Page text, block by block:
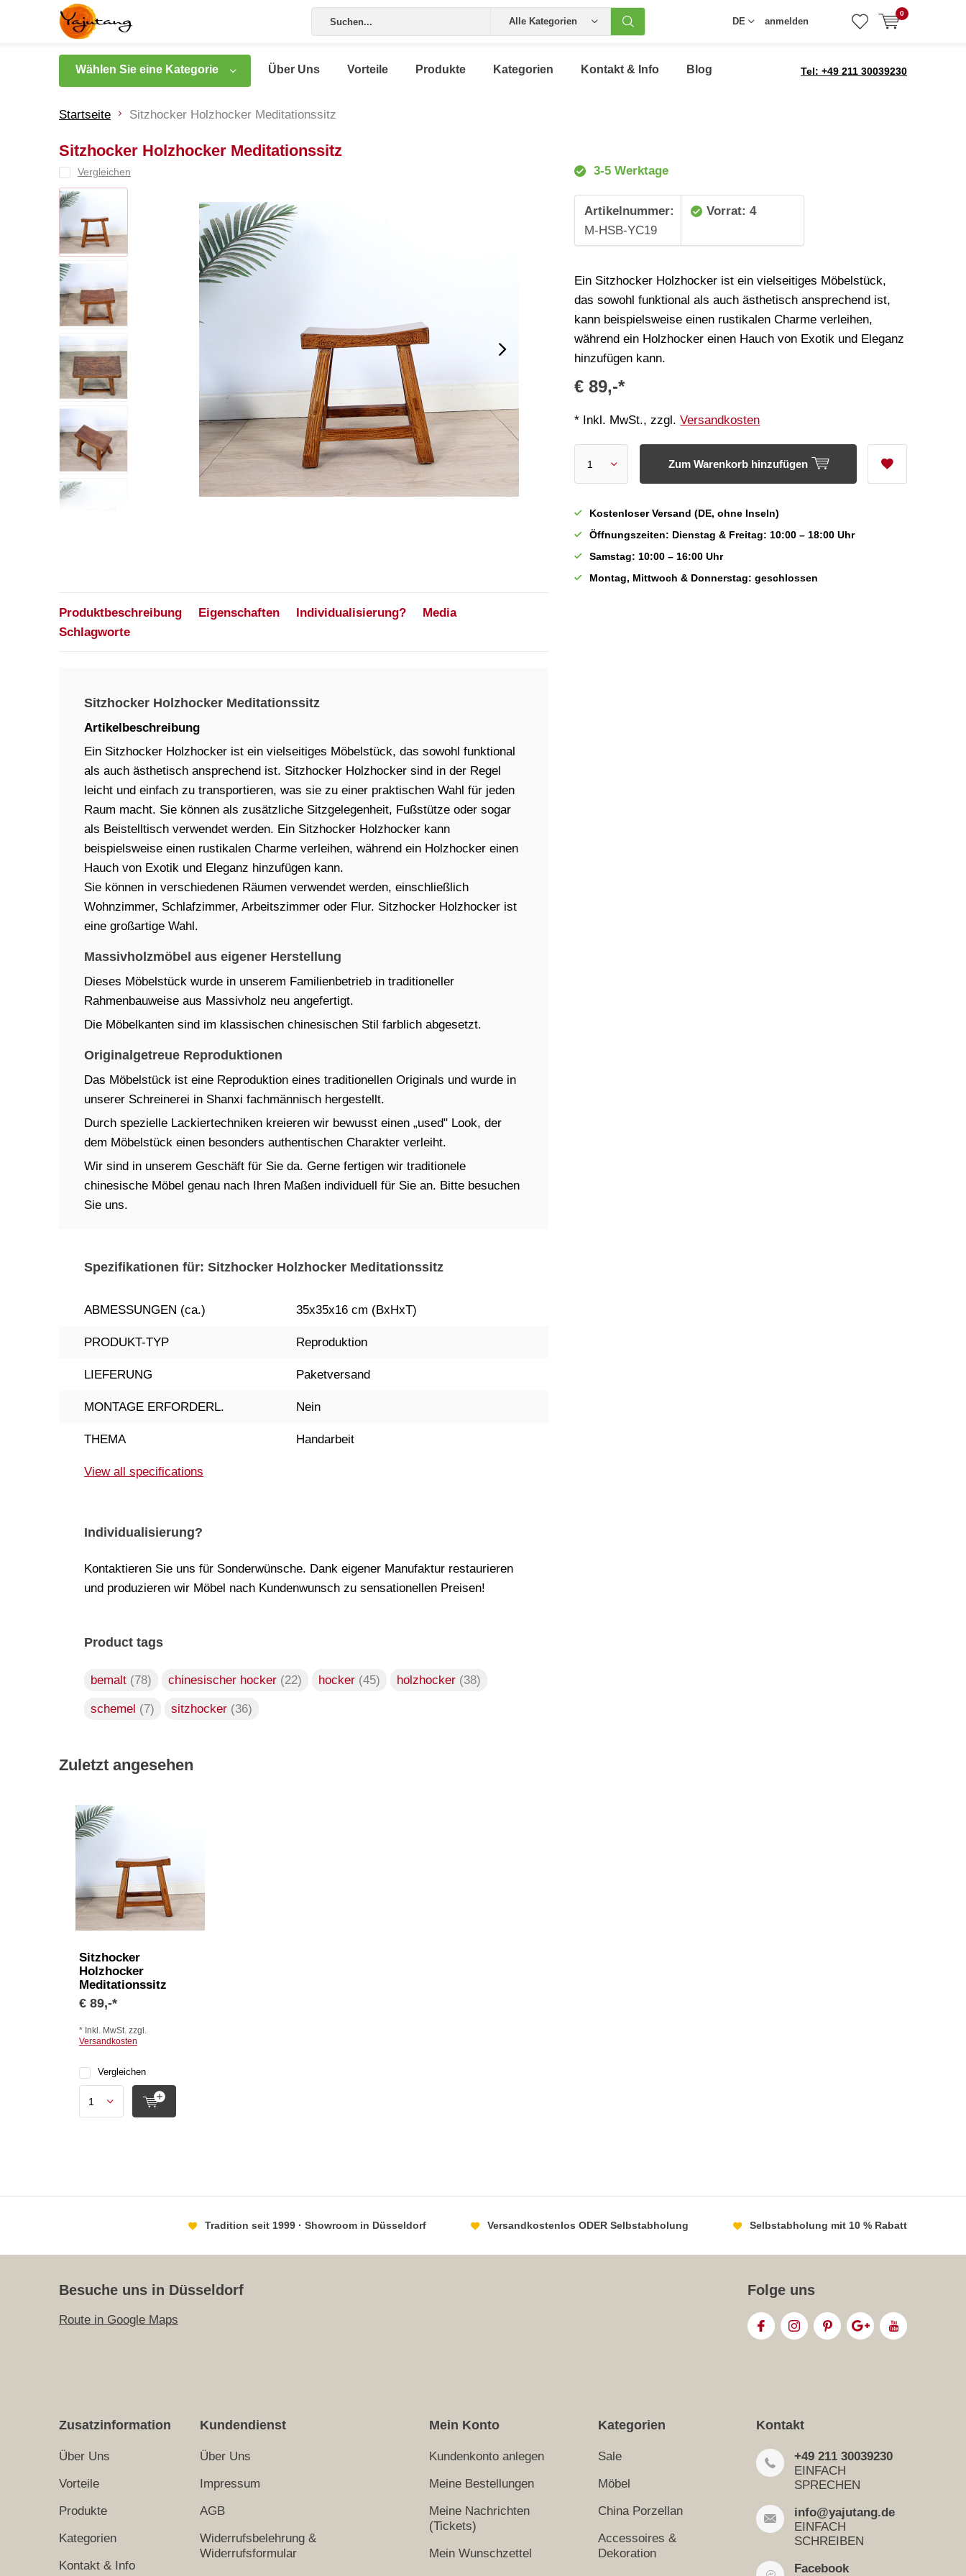
Alle Kategorien DE anmelden
0
Wählen Sie eine Kategorie Über Uns Vorteile Produkte Kategorien Kontakt & Info Blog Tel: +49 211 30039230
Startseite Sitzhocker Holzhocker Meditationssitz
Sitzhocker Holzhocker Meditationssitz
Vergleichen 3-5 Werktage
Artikelnummer:
M-HSB-YC19
Vorrat: 4
Ein Sitzhocker Holzhocker ist ein vielseitiges Möbelstück,
das sowohl funktional als auch ästhetisch ansprechend ist,
kann beispielsweise einen rustikalen Charme verleihen,
während ein Holzhocker einen Hauch von Exotik und Eleganz
hinzufügen kann.
€ 89,-*
* Inkl. MwSt., zzgl.Versandkosten
Zum Warenkorb hinzufügen
Kostenloser Versand (DE, ohne Inseln)
Öffnungszeiten: Dienstag & Freitag: 10:00 – 18:00 Uhr
Samstag: 10:00 – 16:00 Uhr
Montag, Mittwoch & Donnerstag: geschlossen
Produktbeschreibung Eigenschaften Individualisierung?
Media
Schlagworte
Sitzhocker Holzhocker Meditationssitz
Artikelbeschreibung
Ein Sitzhocker Holzhocker ist ein vielseitiges Möbelstück, das sowohl funktional
als auch ästhetisch ansprechend ist. Sitzhocker Holzhocker sind in der Regel
leicht und einfach zu transportieren, was sie zu einer praktischen Wahl für jeden
Raum macht. Sie können als zusätzliche Sitzgelegenheit, Fußstütze oder sogar
als Beistelltisch verwendet werden. Ein Sitzhocker Holzhocker kann
beispielsweise einen rustikalen Charme verleihen, während ein Holzhocker einen
Hauch von Exotik und Eleganz hinzufügen kann.
Sie können in verschiedenen Räumen verwendet werden, einschließlich
Wohnzimmer, Schlafzimmer, Arbeitszimmer oder Flur. Sitzhocker Holzhocker ist
eine großartige Wahl.
Massivholzmöbel aus eigener Herstellung
Dieses Möbelstück wurde in unserem Familienbetrieb in traditioneller
Rahmenbauweise aus Massivholz neu angefertigt.
Die Möbelkanten sind im klassischen chinesischen Stil farblich abgesetzt.
Originalgetreue Reproduktionen
Das Möbelstück ist eine Reproduktion eines traditionellen Originals und wurde in
unserer Schreinerei in Shanxi fachmännisch hergestellt.
Durch spezielle Lackiertechniken kreieren wir bewusst einen „used" Look, der
dem Möbelstück einen besonders authentischen Charakter verleiht.
Wir sind in unserem Geschäft für Sie da. Gerne fertigen wir traditionele
chinesische Möbel genau nach Ihren Maßen individuell für Sie an. Bitte besuchen
Sie uns.
Spezifikationen für: Sitzhocker Holzhocker Meditationssitz
ABMESSUNGEN (ca.) 35x35x16 cm (BxHxT)
PRODUKT-TYP Reproduktion
LIEFERUNG Paketversand
MONTAGE ERFORDERL. Nein
THEMA Handarbeit
View all specifications
Individualisierung?
Kontaktieren Sie uns für Sonderwünsche. Dank eigener Manufaktur restaurieren
und produzieren wir Möbel nach Kundenwunsch zu sensationellen Preisen!
Product tags
bemalt (78) chinesischer hocker (22) hocker (45) holzhocker (38)
schemel (7) sitzhocker (36)
Zuletzt angesehen
Sitzhocker
Holzhocker
Meditationssitz
€ 89,-*
* Inkl. MwSt. zzgl.
Versandkosten
Vergleichen
Tradition seit 1999 · Showroom in Düsseldorf Versandkostenlos ODER Selbstabholung Selbstabholung mit 10 % Rabatt
Besuche uns in Düsseldorf
Route in Google Maps
Folge uns
Zusatzinformation
Über Uns
Vorteile
Produkte
Kategorien
Kontakt & Info
Kundendienst
Über Uns
Impressum
AGB
Widerrufsbelehrung &
Widerrufsformular
Mein Konto
Kundenkonto anlegen
Meine Bestellungen
Meine Nachrichten
(Tickets)
Mein Wunschzettel
Kategorien
Sale
Möbel
China Porzellan
Accessoires &
Dekoration
Kontakt
+49 211 30039230
EINFACH
SPRECHEN
info@yajutang.de
EINFACH
SCHREIBEN
Facebook